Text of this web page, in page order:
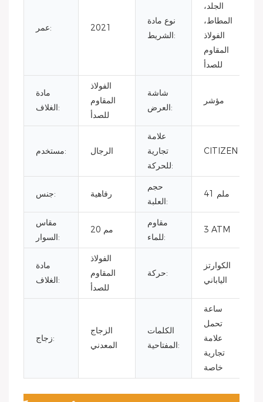
عمر: 2021
نوع مادة
الشريط:
الجلد،
المطاط،
الفولاذ
المقاوم
للصدأ
مادة
الغلاف:
الفولاذ
المقاوم
للصدأ
شاشة
العرض:
مؤشر
مستخدم: الرجال
علامة
تجارية
للحركة:
CITIZEN
جنس: رفاهية
حجم
العلبة:
41 ملم
مقاس
السوار:
20 مم
مقاوم
للماء:
3 ATM
مادة
الغلاف:
الفولاذ
المقاوم
للصدأ
حركة:
الكوارتز
الياباني
زجاج:
الزجاج
المعدني
الكلمات
المفتاحية:
ساعة
تحمل
علامة
تجارية
خاصة